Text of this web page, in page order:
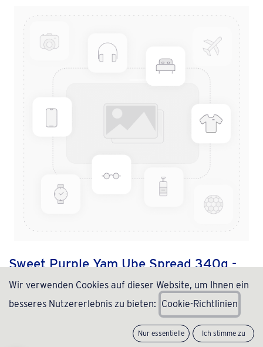
Sweet Purple Yam Ube Spread 340g -
Buenas
(0 Rezension)
Versand (14,12€ /Stück)
Wir verwenden Cookies auf dieser Website, um Ihnen ein
besseres Nutzererlebnis zu bieten: Cookie-Richtlinien
Nur essentielle Ich stimme zu